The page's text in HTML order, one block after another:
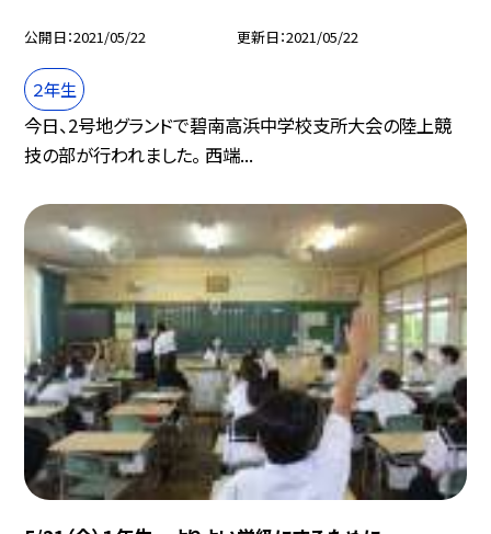
公開日 2021/05/22 更新日 2021/05/22
２年生
今日、2号地グランドで碧南高浜中学校支所大会の陸上競
技の部が行われました。 西端...